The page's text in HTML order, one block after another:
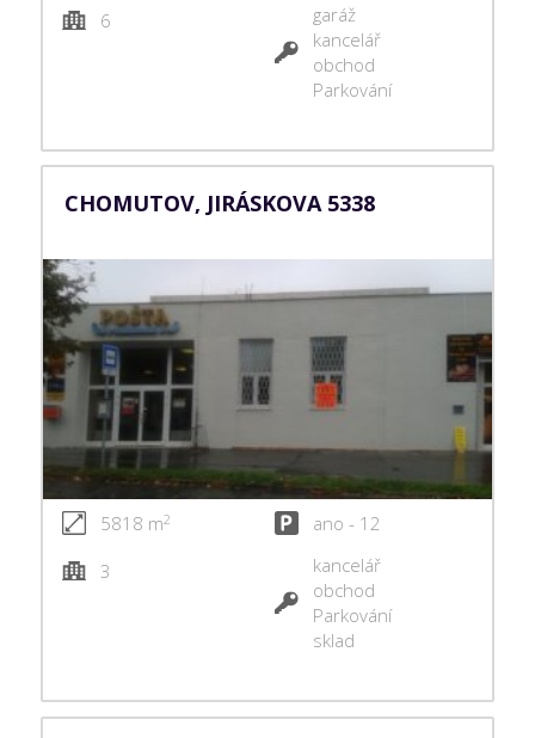
6
garáž
kancelář
obchod
Parkování
CHOMUTOV, JIRÁSKOVA 5338
5818 m2
ano - 12
3
kancelář
obchod
Parkování
sklad